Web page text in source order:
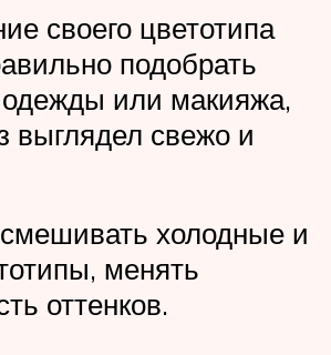
своего цветотипа
подобрать
одежды или макияжа,
выглядел свежо и
холодные и
менять
оттенков.